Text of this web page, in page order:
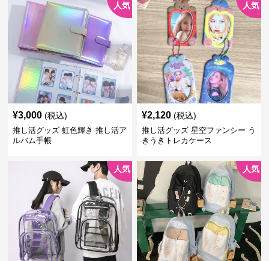
人気
¥3,000 (税込)
推し活グッズ 虹色輝き 推し活ア
ルバム手帳
人気
¥2,120 (税込)
推し活グッズ 星空ファンシー う
きうきトレカケース
人気 人気